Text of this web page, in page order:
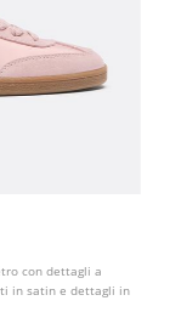
con dettagli a
in satin e dettagli in